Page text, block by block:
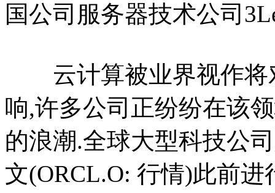
国公司服务器技术公司
云计算被业界视作将
响,许多公司正纷纷在该
的浪潮.全球大型科技公
文(ORCL.O: 行情)此前